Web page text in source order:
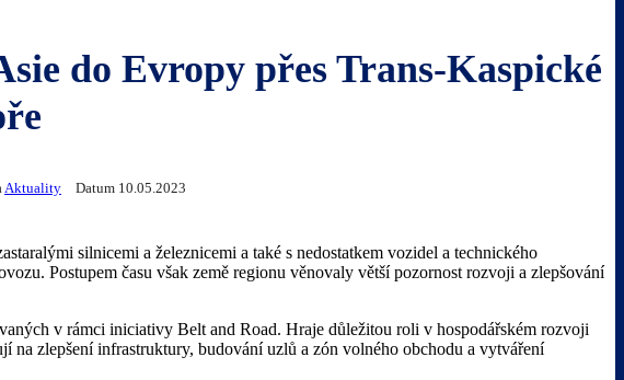
do Evropy přes Trans-Kaspické
Aktuality Datum 10.05.2023
silnicemi a železnicemi a také s nedostatkem vozidel a technického
Postupem času však země regionu věnovaly větší pozornost rozvoji a zlepšování
v rámci iniciativy Belt and Road. Hraje důležitou roli v hospodářském rozvoji
zlepšení infrastruktury, budování uzlů a zón volného obchodu a vytváření